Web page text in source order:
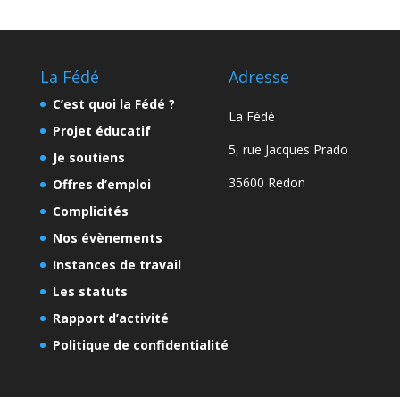
La Fédé
C’est quoi la Fédé ?
Projet éducatif
Je soutiens
Offres d’emploi
Complicités
Nos évènements
Instances de travail
Les statuts
Rapport d’activité
Politique de confidentialité
Adresse
La Fédé
5, rue Jacques Prado
35600 Redon